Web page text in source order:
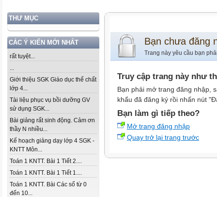
THƯ MỤC
CÁC Ý KIẾN MỚI NHẤT
rất tuyệt...
...
Giới thiệu SGK Giáo dục thể chất
lớp 4...
Tài liệu phục vụ bồi dưỡng GV
sử dụng SGK...
Bài giảng rất sinh động. Cảm ơn
thầy N nhiều...
Kế hoạch giảng dạy lớp 4 SGK -
KNTT Môn...
Toán 1 KNTT. Bài 1 Tiết 2....
Toán 1 KNTT. Bài 1 Tiết 1....
Toán 1 KNTT. Bài Các số từ 0
đến 10...
Bạn chưa đăng
Trang này yêu cầu bạn
Truy cập trang này như
Bạn phải mở trang đăng nhập,
khẩu đã đăng ký rồi nhấn nút
Bạn làm gì tiếp theo?
Mở trang đăng nhập
Quay trở lại trang trước